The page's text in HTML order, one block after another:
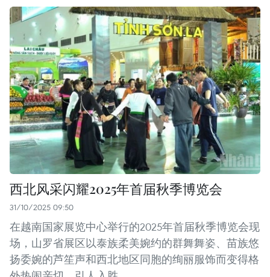
西北风采闪耀2025年首届秋季博览会
31/10/2025 09:50
在越南国家展览中心举行的2025年首届秋季博览会现
场，山罗省展区以泰族柔美婉约的群舞舞姿、苗族悠
扬委婉的芦笙声和西北地区同胞的绚丽服饰而变得格